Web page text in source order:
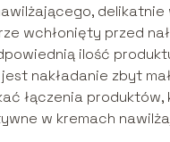
wchłonięty przed
ilość
nakładanie zbyt
łączenia
w kremach